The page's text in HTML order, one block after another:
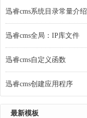
迅睿cms系统目录常量介绍
迅睿cms全局：IP库文件
迅睿cms自定义函数
迅睿cms创建应用程序
最新模板